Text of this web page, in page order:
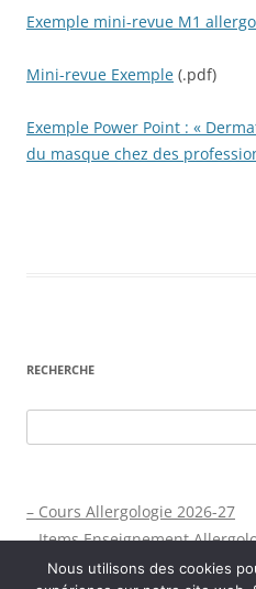
Exemple mini-revue M1
Mini-revue Exemple (.pdf)
Exemple Power Point : «
du masque chez des
RECHERCHE
– Cours Allergologie 2026-27
– Items Enseignement
Nous utilisons des cookies